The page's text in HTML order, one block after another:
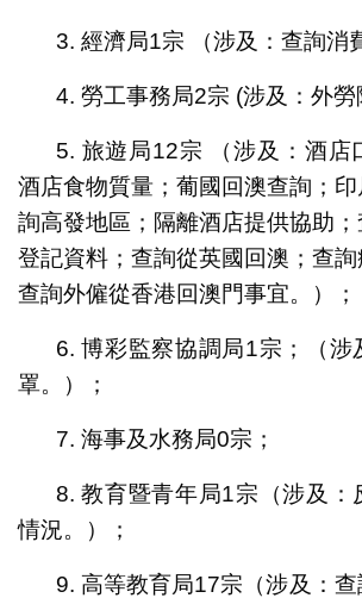
3. 經濟局1宗 （涉及：查詢消
4. 勞工事務局2宗 (涉及：外勞
5. 旅遊局12宗 （涉及：酒店
酒店食物質量；葡國回澳查詢；
詢高發地區；隔離酒店提供協助
登記資料；查詢從英國回澳；查詢
查詢外僱從香港回澳門事宜。）；
6. 博彩監察協調局1宗；（涉
罩。）；
7. 海事及水務局0宗；
8. 教育暨青年局1宗（涉及：
情況。）；
9. 高等教育局17宗（涉及：